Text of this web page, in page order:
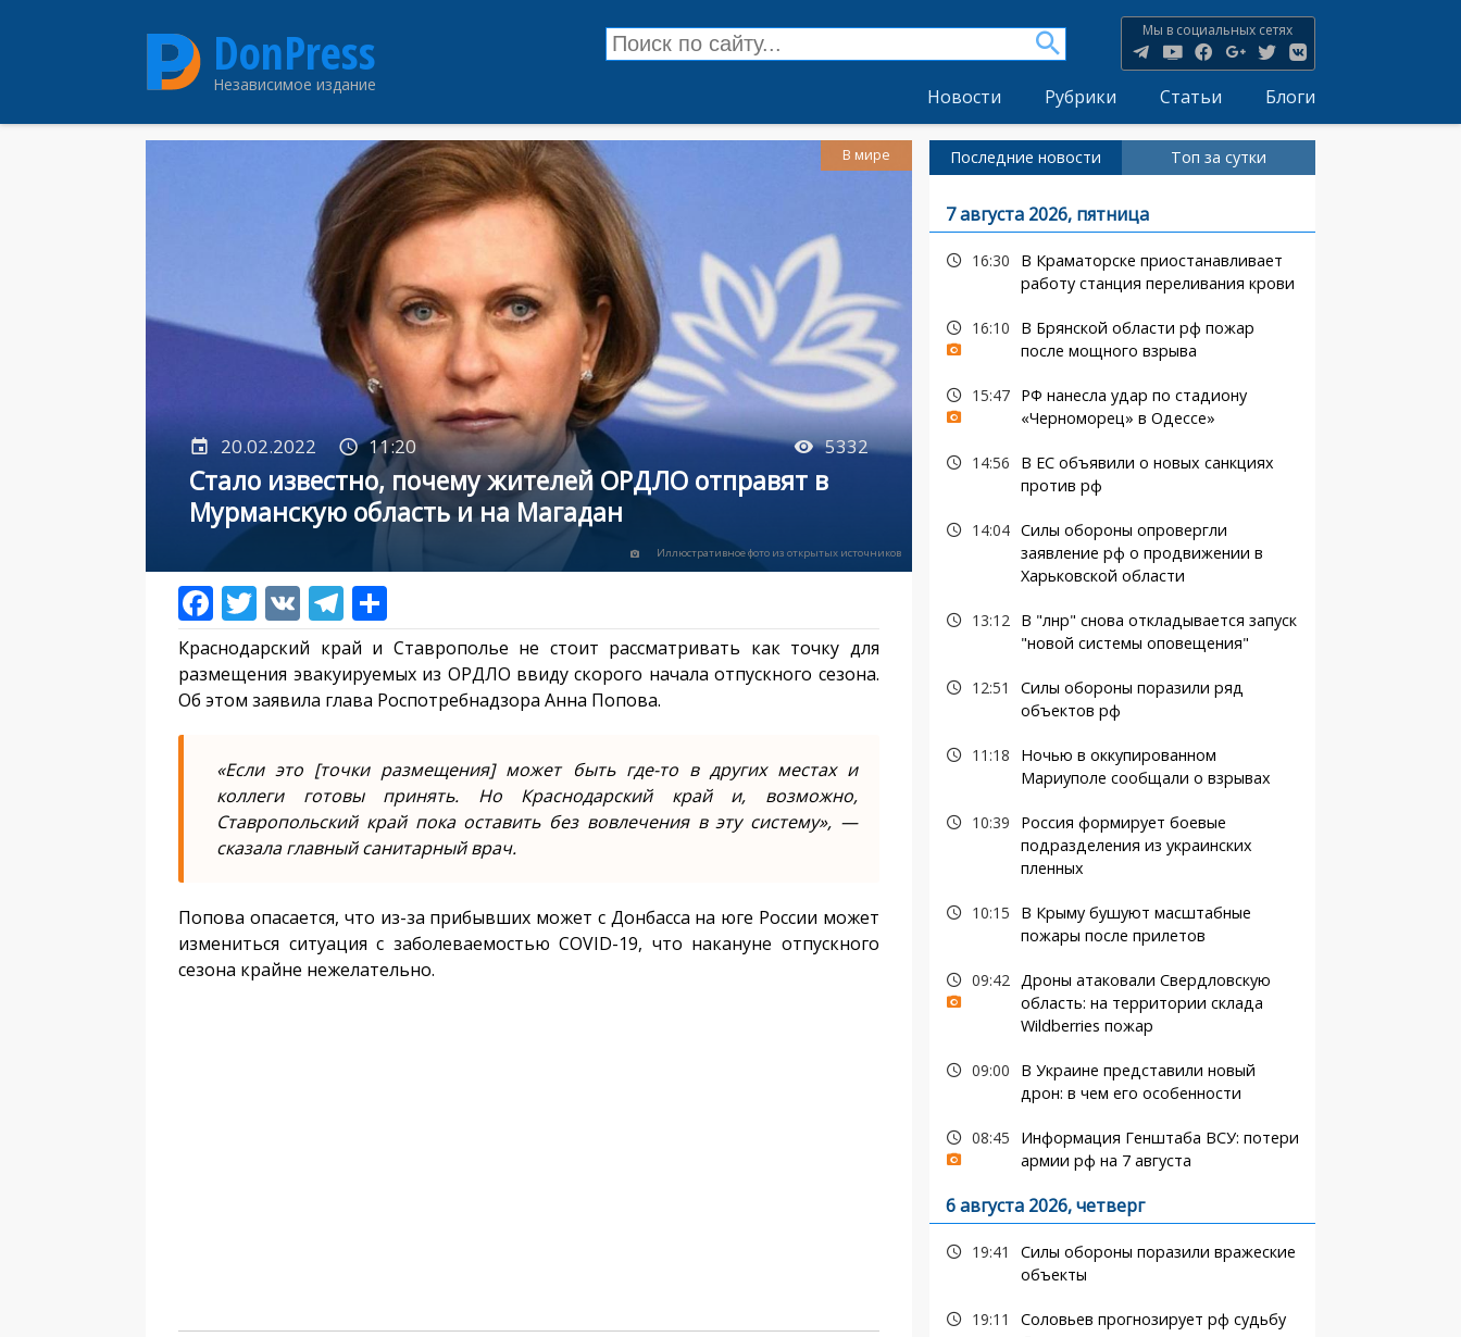
DonPress
Независимое издание
Мы в социальных сетях
Новости Рубрики Статьи Блоги
20.02.2022 11:20 5332
Стало известно, почему жителей ОРДЛО отправят в
Мурманскую область и на Магадан
Иллюстративное фото из открытых источников
В мире
Краснодарский край и Ставрополье не стоит рассматривать как точку для
размещения эвакуируемых из ОРДЛО ввиду скорого начала отпускного сезона.
Об этом заявила глава Роспотребнадзора Анна Попова.
«Если это [точки размещения] может быть где-то в других местах и
коллеги готовы принять. Но Краснодарский край и, возможно,
Ставропольский край пока оставить без вовлечения в эту систему», —
сказала главный санитарный врач.
Попова опасается, что из-за прибывших может с Донбасса на юге России может
измениться ситуация с заболеваемостью COVID-19, что накануне отпускного
сезона крайне нежелательно.
Последние новости Топ за сутки
7 августа 2026, пятница
16:30
В Краматорске приостанавливает
работу станция переливания крови
16:10
В Брянской области рф пожар
после мощного взрыва
15:47
РФ нанесла удар по стадиону
«Черноморец» в Одессе»
14:56
В ЕС объявили о новых санкциях
против рф
14:04 Силы обороны опровергли
заявление рф о продвижении в
Харьковской области
13:12
В "лнр" снова откладывается запуск
"новой системы оповещения"
12:51
Силы обороны поразили ряд
объектов рф
11:18
Ночью в оккупированном
Мариуполе сообщали о взрывах
10:39
Россия формирует боевые
подразделения из украинских
пленных
10:15
В Крыму бушуют масштабные
пожары после прилетов
09:42 Дроны атаковали Свердловскую
область: на территории склада
Wildberries пожар
09:00
В Украине представили новый
дрон: в чем его особенности
08:45
Информация Генштаба ВСУ: потери
армии рф на 7 августа
6 августа 2026, четверг
19:41
Силы обороны поразили вражеские
объекты
19:11
Соловьев прогнозирует рф судьбу